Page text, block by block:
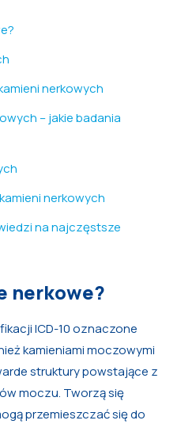
nerkowych
– jakie badania
nerkowych
na najczęstsze
nerkowe?
ICD-10 oznaczone
kamieniami moczowymi
struktury powstające z
moczu. Tworzą się
przemieszczać się do